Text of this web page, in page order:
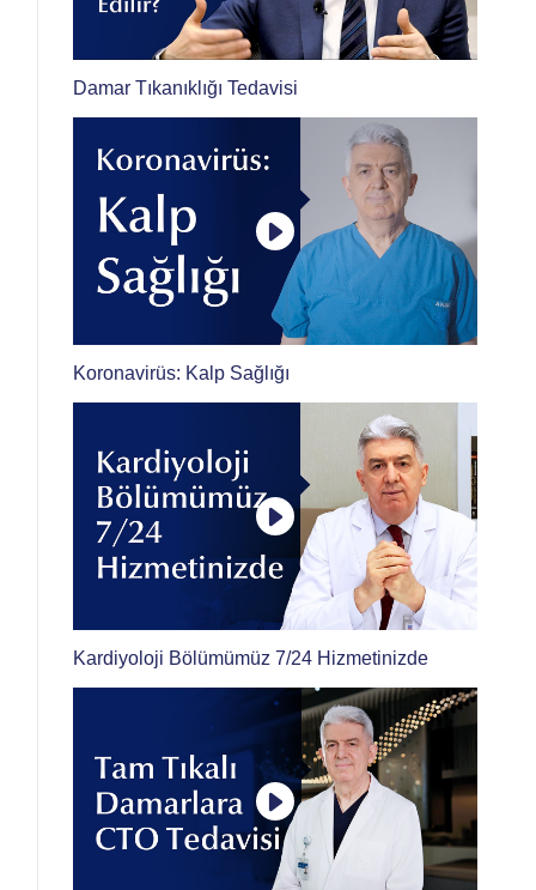
Damar Tıkanıklığı Tedavisi
Koronavirüs: Kalp Sağlığı
Kardiyoloji Bölümümüz 7/24 Hizmetinizde